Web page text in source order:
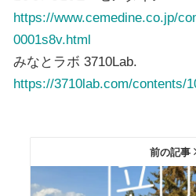
https://www.cemedine.co.jp/
0001s8v.html
みなとラボ 3710Lab.
https://3710lab.com/contents/
前の記事